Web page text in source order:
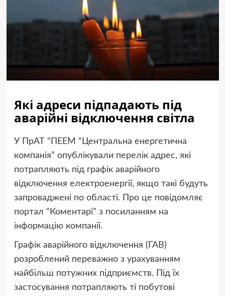
Які адреси підпадають під
аварійні відключення світла
У ПрАТ “ПЕЕМ “Центральна енергетична
компанія” опублікували перелік адрес, які
потрапляють під графік аварійного
відключення електроенергії, якщо такі будуть
запроваджені по області. Про це повідомляє
портал “Коментарі” з посиланням на
інформацію компанії.
Графік аварійного відключення (ГАВ)
розроблений переважно з урахуванням
найбільш потужних підприємств. Під їх
застосування потрапляють ті побутові